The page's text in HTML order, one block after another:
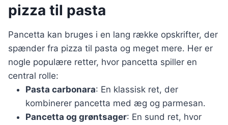
pizza til pasta
Pancetta kan bruges i en lang række opskrifter, der
spænder fra pizza til pasta og meget mere. Her er
nogle populære retter, hvor pancetta spiller en
central rolle:
Pasta carbonara: En klassisk ret, der
kombinerer pancetta med æg og parmesan.
Pancetta og grøntsager: En sund ret, hvor